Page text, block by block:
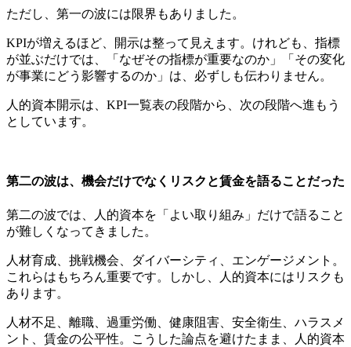
ただし、第一の波には限界もありました。
KPIが増えるほど、開示は整って見えます。けれども、指標
が並ぶだけでは、「なぜその指標が重要なのか」「その変化
が事業にどう影響するのか」は、必ずしも伝わりません。
人的資本開示は、KPI一覧表の段階から、次の段階へ進もう
としています。
第二の波は、機会だけでなくリスクと賃金を語ることだった
第二の波では、人的資本を「よい取り組み」だけで語ること
が難しくなってきました。
人材育成、挑戦機会、ダイバーシティ、エンゲージメント。
これらはもちろん重要です。しかし、人的資本にはリスクも
あります。
人材不足、離職、過重労働、健康阻害、安全衛生、ハラスメ
ント、賃金の公平性。こうした論点を避けたまま、人的資本